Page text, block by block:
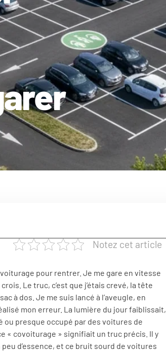
Notez cet article
pour rentrer. Je me gare en vitesse
Le truc, c’est que j’étais crevé, la tête
à dos. Je me suis lancé à l’aveugle, en
mon erreur. La lumière du jour faiblissait,
ou presque occupé par des voitures de
« covoiturage » signifiait un truc précis. Il y
d’essence, et ce bruit sourd de voitures